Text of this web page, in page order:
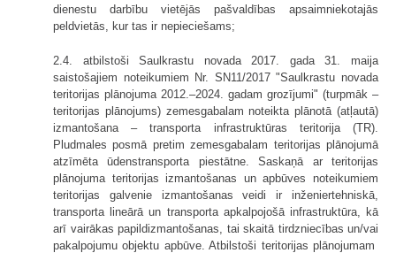
dienestu darbību vietējās pašvaldības apsaimniekotajās
peldvietās, kur tas ir nepieciešams;
2.4. atbilstoši Saulkrastu novada 2017. gada 31. maija
saistošajiem noteikumiem Nr. SN11/2017 "Saulkrastu novada
teritorijas plānojuma 2012.–2024. gadam grozījumi" (turpmāk –
teritorijas plānojums) zemesgabalam noteikta plānotā (atļautā)
izmantošana – transporta infrastruktūras teritorija (TR).
Pludmales posmā pretim zemesgabalam teritorijas plānojumā
atzīmēta ūdenstransporta piestātne. Saskaņā ar teritorijas
plānojuma teritorijas izmantošanas un apbūves noteikumiem
teritorijas galvenie izmantošanas veidi ir inženiertehniskā,
transporta lineārā un transporta apkalpojošā infrastruktūra, kā
arī vairākas papildizmantošanas, tai skaitā tirdzniecības un/vai
pakalpojumu objektu apbūve. Atbilstoši teritorijas plānojumam